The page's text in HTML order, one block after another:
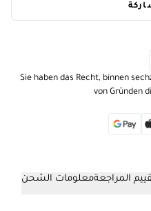
Sie haben das Recht, binnen
von Gründen
المراجعةمعلومات الشحن